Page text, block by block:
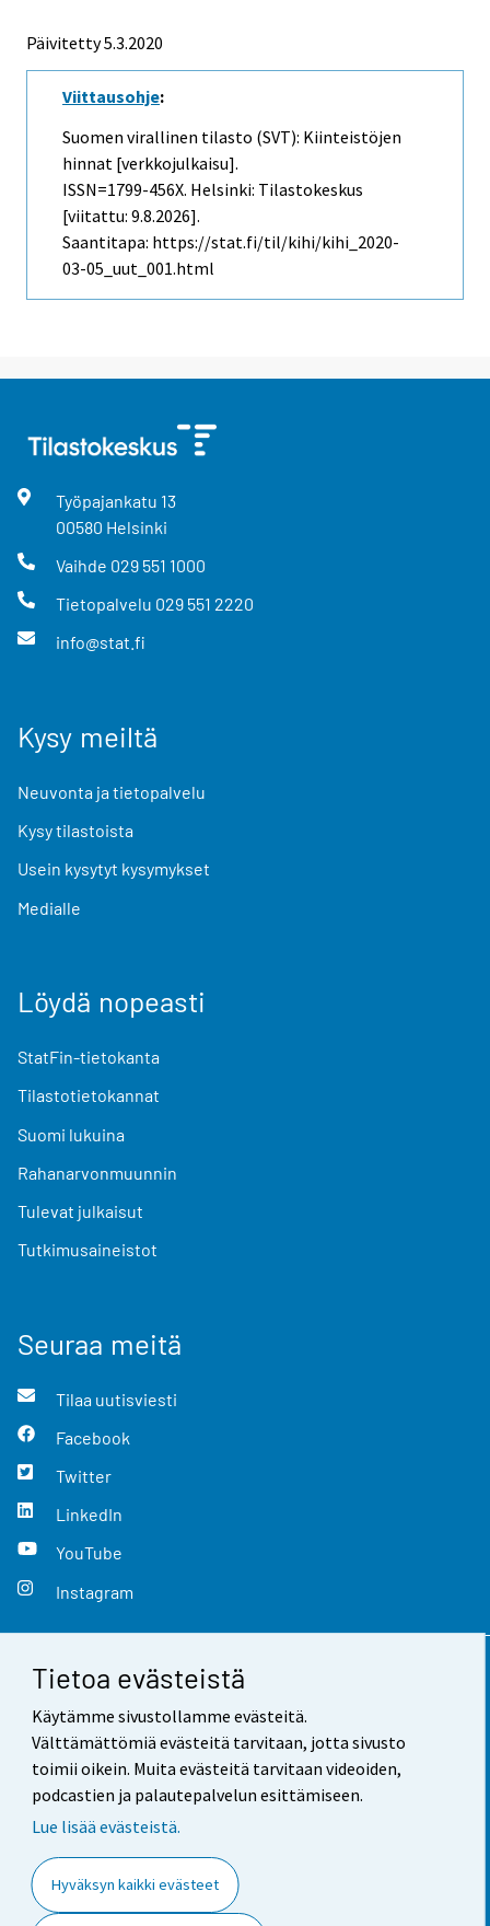
Tietoa evästeistä
Käytämme sivustollamme evästeitä.
Välttämättömiä evästeitä tarvitaan, jotta sivusto
toimii oikein. Muita evästeitä tarvitaan videoiden,
podcastien ja palautepalvelun esittämiseen.
Lue lisää evästeistä.
Hyväksyn kaikki evästeet
Päivitetty 5.3.2020
Viittausohje:
Suomen virallinen tilasto (SVT): Kiinteistöjen
hinnat [verkkojulkaisu].
ISSN=1799-456X. Helsinki: Tilastokeskus
[viitattu: 9.8.2026].
Saantitapa: https://stat.fi/til/kihi/kihi_2020-
03-05_uut_001.html
Työpajankatu 13
00580 Helsinki
Vaihde 029 551 1000
Tietopalvelu 029 551 2220
info@stat.fi
Kysy meiltä
Neuvonta ja tietopalvelu
Kysy tilastoista
Usein kysytyt kysymykset
Medialle
Löydä nopeasti
StatFin-tietokanta
Tilastotietokannat
Suomi lukuina
Rahanarvonmuunnin
Tulevat julkaisut
Tutkimusaineistot
Seuraa meitä
Tilaa uutisviesti
Facebook
Twitter
LinkedIn
YouTube
Instagram
Yhteystiedot
Palaute
Käyttöehdot
Saavutettavuus
Tietoa sivustosta